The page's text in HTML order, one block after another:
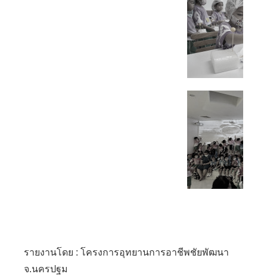
รายงานโดย : โครงการอุทยานการอาชีพชัยพัฒนา
จ.นครปฐม